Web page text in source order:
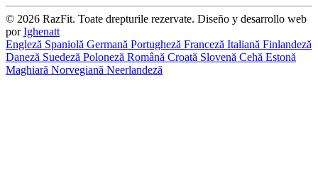
© 2026 RazFit. Toate drepturile rezervate. Diseño y desarrollo web
porIghenatt
Engleză Spaniolă Germană Portugheză Franceză Italiană Finlandeză
Daneză Suedeză Poloneză Română Croată Slovenă Cehă Estonă
Maghiară Norvegiană Neerlandeză